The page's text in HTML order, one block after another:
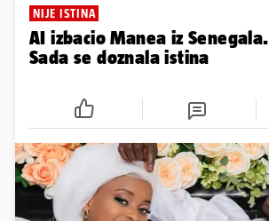
NIJE ISTINA
AI izbacio Manea iz Senegala.
Sada se doznala istina